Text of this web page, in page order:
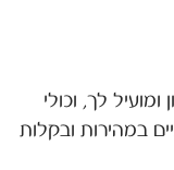
לך, וכולי
במהירות ובקלות